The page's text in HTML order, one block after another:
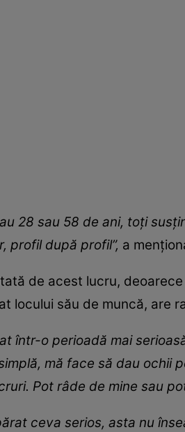
28 sau 58 de ani, toți
profil după profil”, a
de acest lucru,
locului său de muncă, are
într-o perioadă mai
mă face să dau
Pot râde de mine sau
ceva serios, asta nu